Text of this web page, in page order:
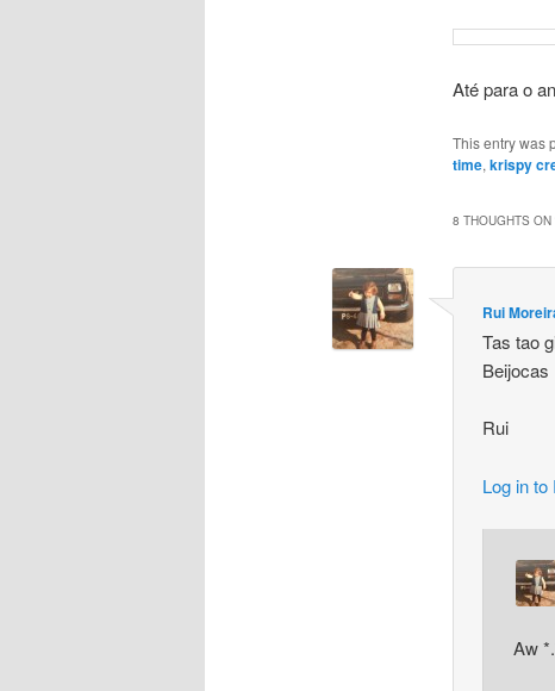
Até para o
This entry was
time, krispy
8 THOUGHTS ON
Rui
Tas tao
Beijocas
Rui
Log in to
Aw